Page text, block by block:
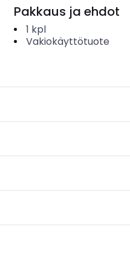
Pakkaus ja ehdot
1 kpl
Vakiokäyttötuote